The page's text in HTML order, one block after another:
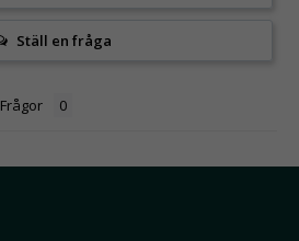
Ställ en fråga
Frågor